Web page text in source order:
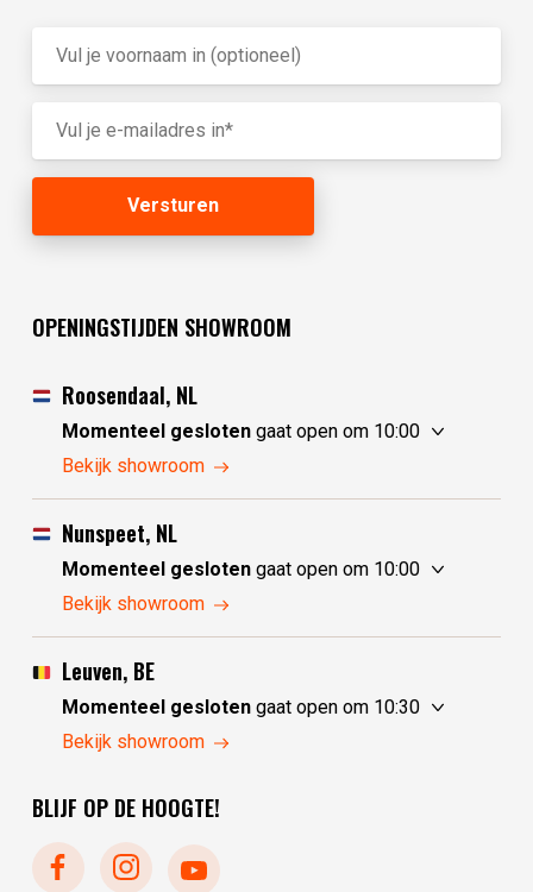
OPENINGSTIJDEN SHOWROOM
Roosendaal, NL
Momenteel geslotengaat open om 10:00
donderdag
vrijdag
10:00 - 17:30
zaterdag
zondag
10:00 - 17:30
maandag
Bekijk showroom
Nunspeet, NL
Momenteel geslotengaat open om 10:00
donderdag
vrijdag
10:00 - 17:30
zaterdag
zondag
gesloten
maandag
Bekijk showroom
Leuven, BE
Momenteel geslotengaat open om 10:30
donderdag
zaterdag
maandag
Bekijk showroom
BLIJF OP DE HOOGTE!